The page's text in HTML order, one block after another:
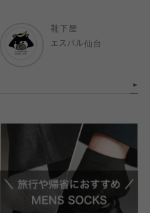
靴下屋
エスパル仙台